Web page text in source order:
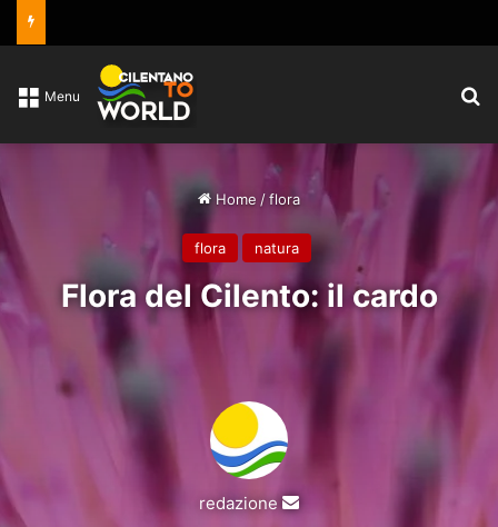
Menu
Home /flora
flora natura
Flora del Cilento: il cardo
redazione
Invia